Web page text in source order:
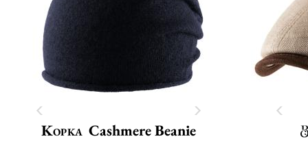
Kopka Cashmere Beanie